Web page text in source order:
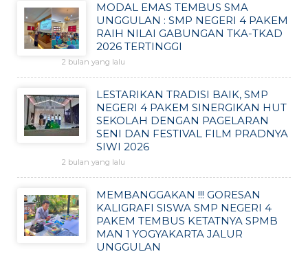
MODAL EMAS TEMBUS SMA
UNGGULAN : SMP NEGERI 4 PAKEM
RAIH NILAI GABUNGAN TKA-TKAD
2026 TERTINGGI
2 bulan yang lalu
LESTARIKAN TRADISI BAIK, SMP
NEGERI 4 PAKEM SINERGIKAN HUT
SEKOLAH DENGAN PAGELARAN
SENI DAN FESTIVAL FILM PRADNYA
SIWI 2026
2 bulan yang lalu
MEMBANGGAKAN !!! GORESAN
KALIGRAFI SISWA SMP NEGERI 4
PAKEM TEMBUS KETATNYA SPMB
MAN 1 YOGYAKARTA JALUR
UNGGULAN